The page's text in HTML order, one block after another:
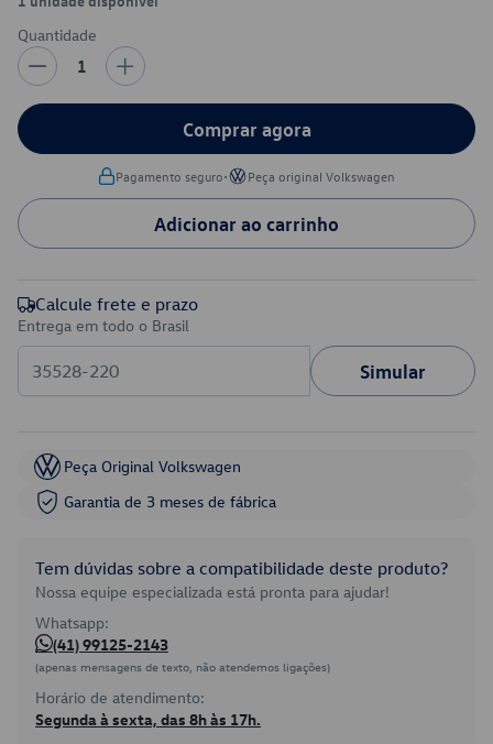
Quantidade
1
Comprar agora
Pagamento seguro• Peça original Volkswagen
Adicionar ao carrinho
Calcule frete e prazo
Entrega em todo o Brasil
Simular
Peça Original Volkswagen
Garantia de 3 meses de fábrica
Tem dúvidas sobre a compatibilidade deste produto?
Nossa equipe especializada está pronta para ajudar!
Whatsapp:
(41) 99125-2143
(apenas mensagens de texto, não atendemos ligações)
Horário de atendimento:
Segunda à sexta, das 8h às 17h.